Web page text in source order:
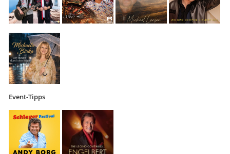
Event-Tipps